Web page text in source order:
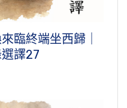
臨終端坐西歸｜
譯27